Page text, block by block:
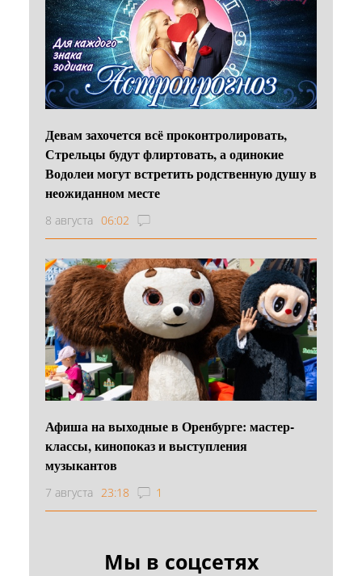
Девам захочется всё проконтролировать,
Стрельцы будут флиртовать, а одинокие
Водолеи могут встретить родственную душу в
неожиданном месте
8 августа 06:02
Афиша на выходные в Оренбурге: мастер-
классы, кинопоказ и выступления
музыкантов
7 августа 23:18 1
Мы в соцсетях